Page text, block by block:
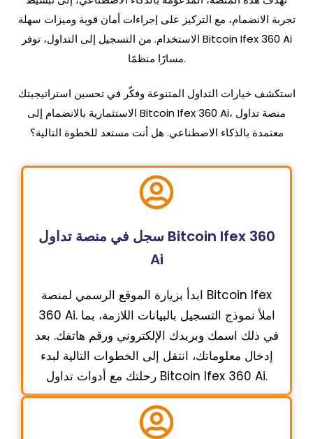
تجربة الانضمام، مع التركيز على إجراءات أمان قوية وميزات سهلة
الاستخدام. من التسجيل إلى التداول، توفر Bitcoin Ifex 360 Ai
مسارًا منظمًا.
استكشف خيارات التداول المتنوعة وفكّر في تحسين استراتيجيتك
الاستثمارية بالانضمام إلى Bitcoin Ifex 360 Ai، منصة تداول
معتمدة بالذكاء الاصطناعي. هل أنت مستعد للخطوة التالية؟
سجل في منصة تداول Bitcoin Ifex 360
Ai
ابدأ بزيارة الموقع الرسمي لمنصة Bitcoin Ifex
360 Ai. املأ نموذج التسجيل بالبيانات اللازمة، بما
في ذلك اسمك وبريدك الإلكتروني ورقم هاتفك. بعد
إدخال معلوماتك، انتقل إلى الخطوات التالية لبدء
رحلتك مع أدوات تداول Bitcoin Ifex 360 Ai.